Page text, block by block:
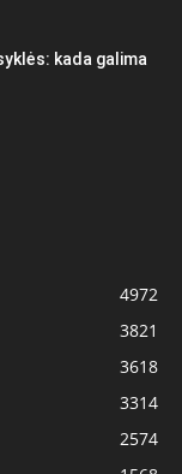
kada galima
4972
3821
3618
3314
2574